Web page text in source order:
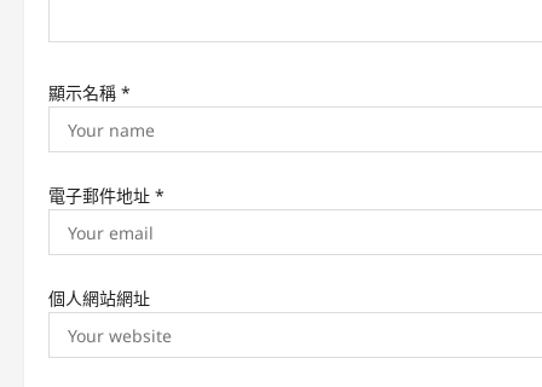
n
顯示名稱 *
電子郵件地址 *
個人網站網址